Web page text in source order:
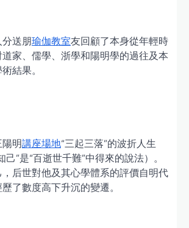
送朋瑜伽教室友回顧了本身從年輕時
家、儒學、浙學和陽明學的過往及本
結果。
明講座場地“三起三落”的波折人生
己”是“百逝世千難”中得來的說法）。
后世對他及其心學體系的評價自明代
了數度高下升沉的變遷。